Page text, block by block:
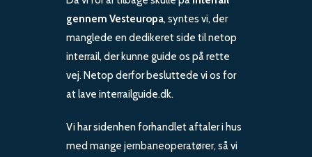
gennem Vesteuropa, syntes vi, der
manglede en dedikeret side til netop
interrail, der kunne guide os på rette
vej. Netop derfor besluttede vi os for
at lave interrailguide.dk.
Vi har sidenhen forhandlet aftaler i hus
med mange jernbaneoperatører, så vi